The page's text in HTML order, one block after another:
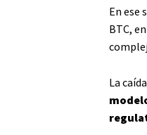
En ese
BTC,
La